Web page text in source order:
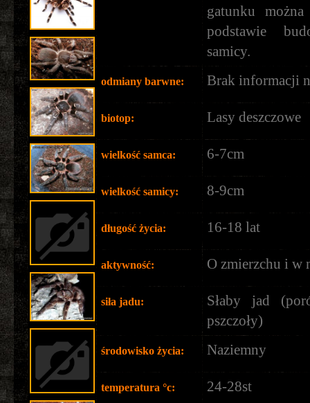
gatunku
podstawie
samicy.
odmiany barwne: Brak informacji
biotop: Lasy deszczowe
wielkość samca: 6-7cm
wielkość samicy: 8-9cm
długość życia: 16-18 lat
aktywność: O zmierzchu i w
siła jadu:
Słaby jad
pszczoły)
środowisko życia: Naziemny
temperatura °c: 24-28st